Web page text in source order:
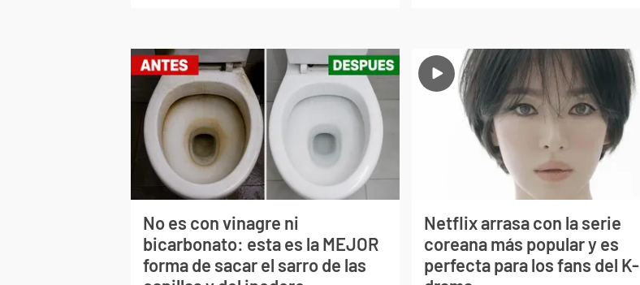
No es con vinagre ni
bicarbonato: esta es la MEJOR
forma de sacar el sarro de las
Netflix arrasa con la serie
coreana más popular y es
perfecta para los fans del K-